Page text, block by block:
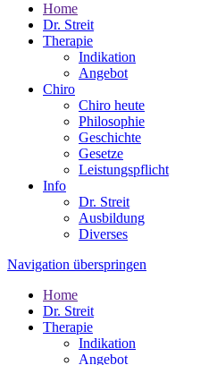
Home
Dr. Streit
Therapie
Indikation
Angebot
Chiro
Chiro heute
Philosophie
Geschichte
Gesetze
Leistungspflicht
Info
Dr. Streit
Ausbildung
Diverses
Navigation überspringen
Home
Dr. Streit
Therapie
Indikation
Angebot